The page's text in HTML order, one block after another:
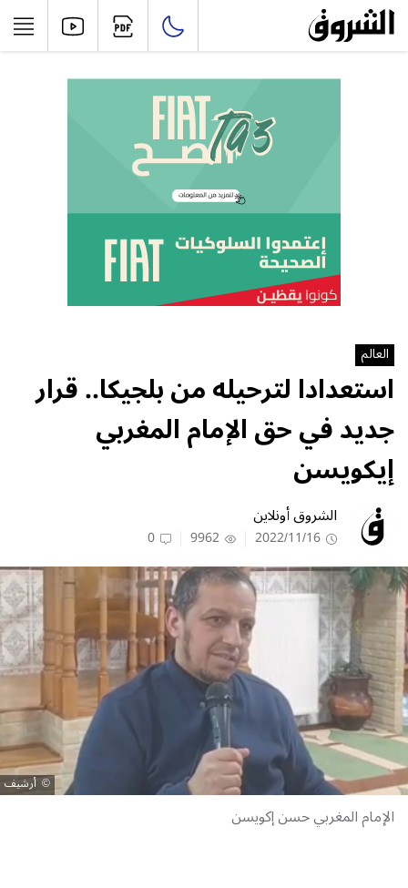
العالم
استعدادا لترحيله من بلجيكا.. قرار
جديد في حق الإمام المغربي
إيكويسن
الشروق أونلاين
2022/11/16
9962
0
أرشيف
الإمام المغربي حسن إكويسن